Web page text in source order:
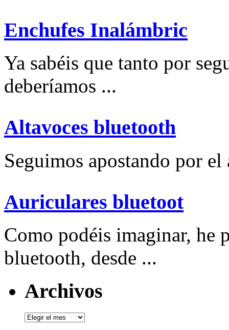
Enchufes Inalámbric
Ya sabéis que tanto por
deberíamos ...
Altavoces bluetooth
Seguimos apostando por
Auriculares bluetoot
Como podéis imaginar, he
bluetooth, desde ...
Archivos
Archivos